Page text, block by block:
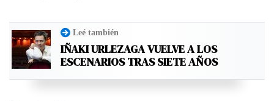
Leé también
IÑAKI URLEZAGA VUELVE A LOS
ESCENARIOS TRAS SIETE AÑOS